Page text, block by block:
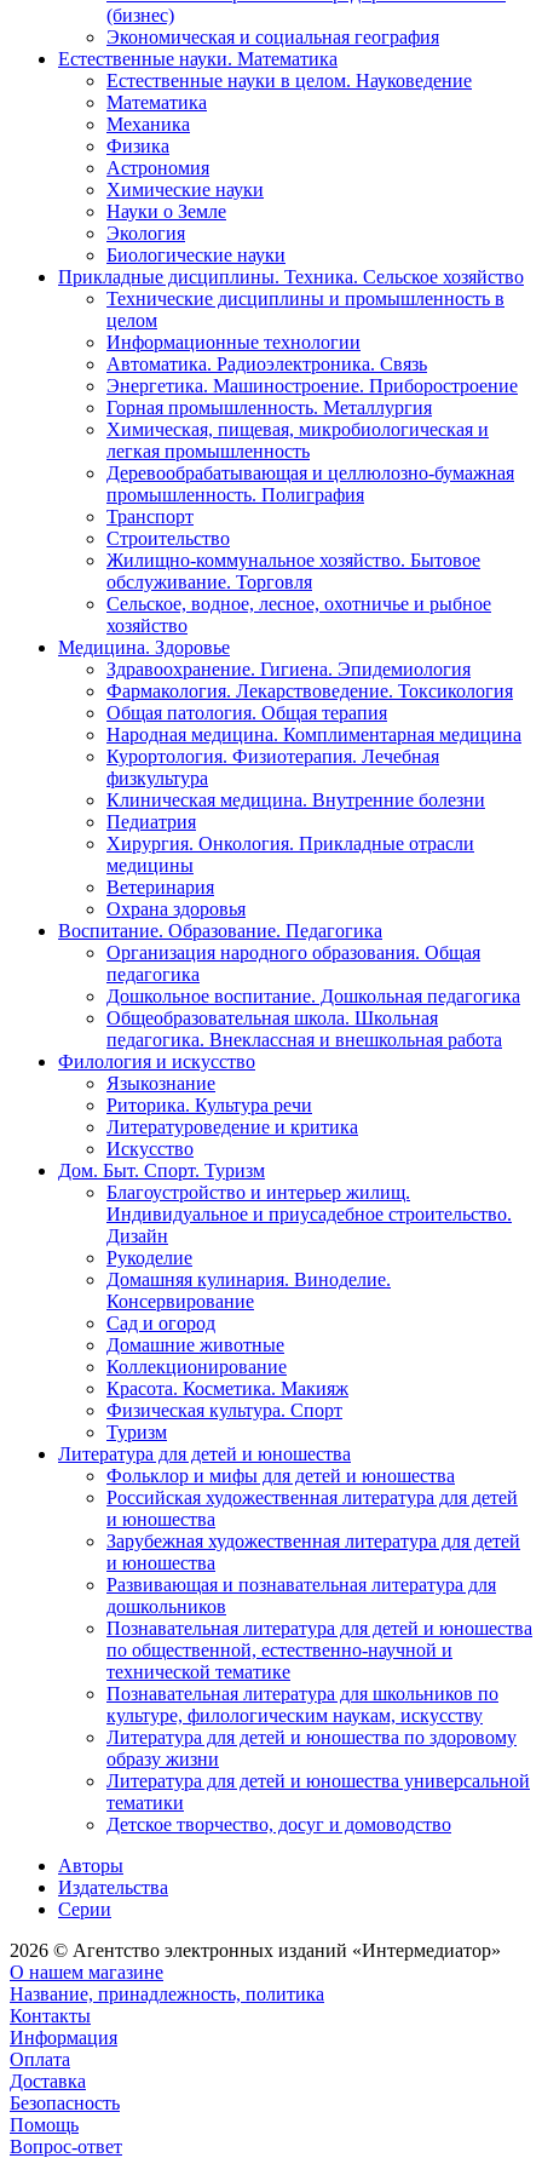
(бизнес)
Экономическая и социальная география
Естественные науки. Математика
Естественные науки в целом. Науковедение
Математика
Механика
Физика
Астрономия
Химические науки
Науки о Земле
Экология
Биологические науки
Прикладные дисциплины. Техника. Сельское хозяйство
Технические дисциплины и промышленность в
целом
Информационные технологии
Автоматика. Радиоэлектроника. Связь
Энергетика. Машиностроение. Приборостроение
Горная промышленность. Металлургия
Химическая, пищевая, микробиологическая и
легкая промышленность
Деревообрабатывающая и целлюлозно-бумажная
промышленность. Полиграфия
Транспорт
Строительство
Жилищно-коммунальное хозяйство. Бытовое
обслуживание. Торговля
Сельское, водное, лесное, охотничье и рыбное
хозяйство
Медицина. Здоровье
Здравоохранение. Гигиена. Эпидемиология
Фармакология. Лекарствоведение. Токсикология
Общая патология. Общая терапия
Народная медицина. Комплиментарная медицина
Курортология. Физиотерапия. Лечебная
физкультура
Клиническая медицина. Внутренние болезни
Педиатрия
Хирургия. Онкология. Прикладные отрасли
медицины
Ветеринария
Охрана здоровья
Воспитание. Образование. Педагогика
Организация народного образования. Общая
педагогика
Дошкольное воспитание. Дошкольная педагогика
Общеобразовательная школа. Школьная
педагогика. Внеклассная и внешкольная работа
Филология и искусство
Языкознание
Риторика. Культура речи
Литературоведение и критика
Искусство
Дом. Быт. Спорт. Туризм
Благоустройство и интерьер жилищ.
Индивидуальное и приусадебное строительство.
Дизайн
Рукоделие
Домашняя кулинария. Виноделие.
Консервирование
Сад и огород
Домашние животные
Коллекционирование
Красота. Косметика. Макияж
Физическая культура. Спорт
Туризм
Литература для детей и юношества
Фольклор и мифы для детей и юношества
Российская художественная литература для детей
и юношества
Зарубежная художественная литература для детей
и юношества
Развивающая и познавательная литература для
дошкольников
Познавательная литература для детей и юношества
по общественной, естественно-научной и
технической тематике
Познавательная литература для школьников по
культуре, филологическим наукам, искусству
Литература для детей и юношества по здоровому
образу жизни
Литература для детей и юношества универсальной
тематики
Детское творчество, досуг и домоводство
Авторы
Издательства
Серии
2026 © Агентство электронных изданий «Интермедиатор»
О нашем магазине
Название, принадлежность, политика
Контакты
Информация
Оплата
Доставка
Безопасность
Помощь
Вопрос-ответ